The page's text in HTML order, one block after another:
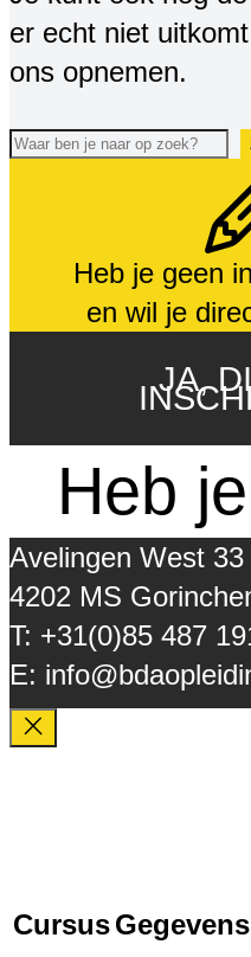
er echt niet
ons opnemen.
Zoeken
Heb je geen
en wil je
JA,
Heb
Avelingen West 33
4202 MS
T: +31(0)85 487
E:
CursusGegevens